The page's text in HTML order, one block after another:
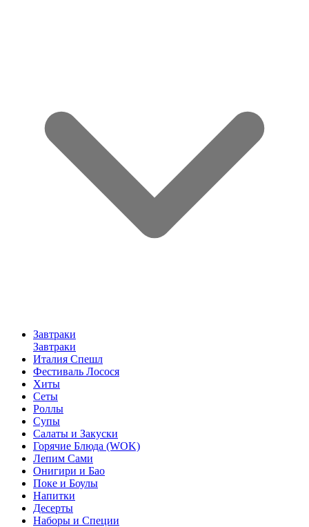
Завтраки
Завтраки
Италия Спешл
Фестиваль Лосося
Хиты
Сеты
Роллы
Супы
Салаты и Закуски
Горячие Блюда (WOK)
Лепим Сами
Онигири и Бао
Поке и Боулы
Напитки
Десерты
Наборы и Специи